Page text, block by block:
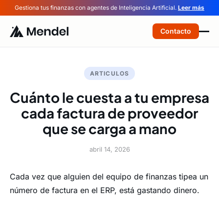
Gestiona tus finanzas con agentes de Inteligencia Artificial. Leer más
Contacto
ARTICULOS
Cuánto le cuesta a tu empresa
cada factura de proveedor
que se carga a mano
abril 14, 2026
Cada vez que alguien del equipo de finanzas tipea un
número de factura en el ERP, está gastando dinero.